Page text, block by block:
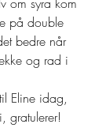
på double
bedre når
og rad i
Eline idag,
gratulerer!